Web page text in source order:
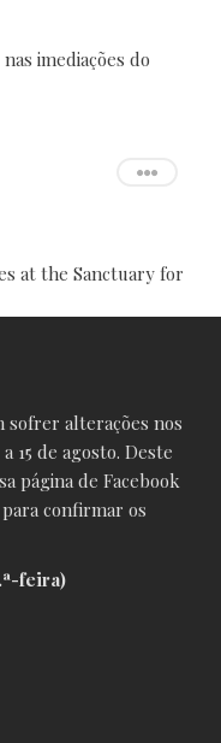
imediações do
at the Sanctuary for
sofrer alterações nos
15 de agosto. Deste
página de Facebook
confirmar os
feira)